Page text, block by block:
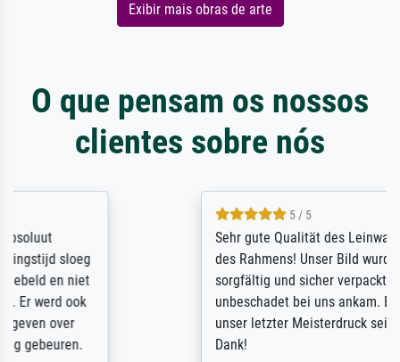
Exibir mais obras de arte
O que pensam os nossos
clientes sobre nós
Sehr gute Qualität des Leinwanddrucks und
des Rahmens! Unser Bild wurde sehr
sorgfältig und sicher verpackt, so dass es
unbeschadet bei uns ankam. Es wird nicht
unser letzter Meisterdruck sein. Vielen
Dank!